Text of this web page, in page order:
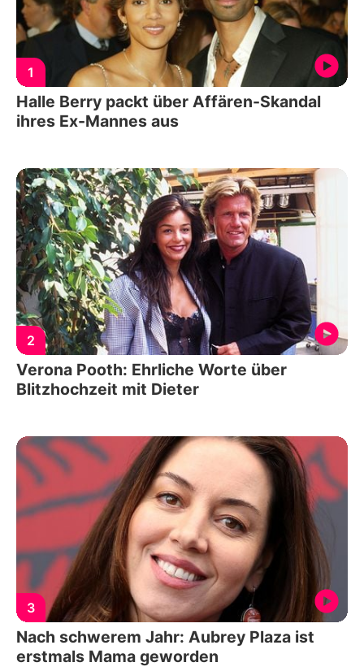
1
Halle Berry packt über Affären-Skandal
ihres Ex-Mannes aus
2
Verona Pooth: Ehrliche Worte über
Blitzhochzeit mit Dieter
3
Nach schwerem Jahr: Aubrey Plaza ist
erstmals Mama geworden